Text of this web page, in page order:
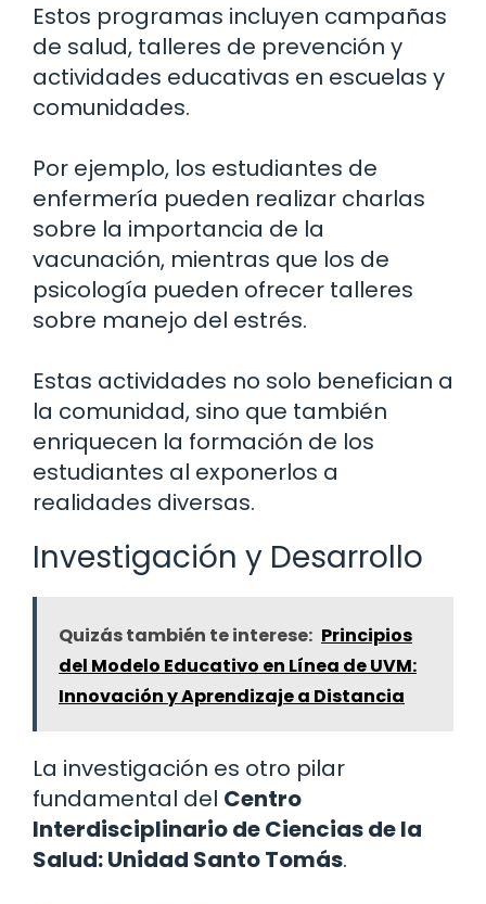
Estos programas incluyen campañas
de salud, talleres de prevención y
actividades educativas en escuelas y
comunidades.
Por ejemplo, los estudiantes de
enfermería pueden realizar charlas
sobre la importancia de la
vacunación, mientras que los de
psicología pueden ofrecer talleres
sobre manejo del estrés.
Estas actividades no solo benefician a
la comunidad, sino que también
enriquecen la formación de los
estudiantes al exponerlos a
realidades diversas.
Investigación y Desarrollo
Quizás también te interese: Principios
del Modelo Educativo en Línea de UVM:
Innovación y Aprendizaje a Distancia
La investigación es otro pilar
fundamental del Centro
Interdisciplinario de Ciencias de la
Salud: Unidad Santo Tomás.